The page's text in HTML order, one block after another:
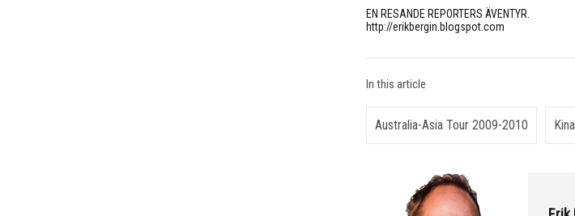
EN RESANDE REPORTERS ÄVENTYR.
http://erikbergin.blogspot.com
In this article
Australia-Asia Tour 2009-2010 Kina